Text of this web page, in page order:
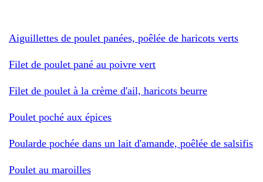
Aiguillettes de poulet panées, poêlée de haricots verts
Filet de poulet pané au poivre vert
Filet de poulet à la crème d'ail, haricots beurre
Poulet poché aux épices
Poularde pochée dans un lait d'amande, poêlée de salsifis
Poulet au maroilles